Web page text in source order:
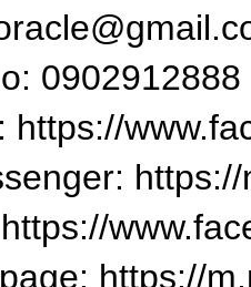
0902912888
https://
https://
https://